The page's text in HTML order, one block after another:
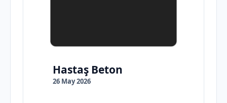
Hastaş Beton
26 May 2026